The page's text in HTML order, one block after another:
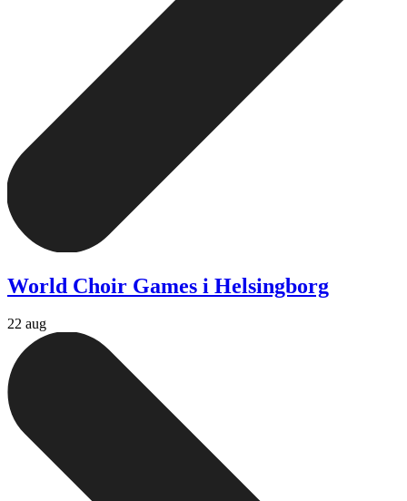
World Choir Games i Helsingborg
22 aug